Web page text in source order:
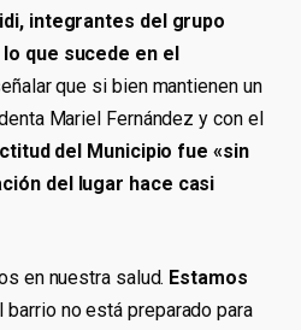
integrantes del grupo
que sucede en el
que si bien mantienen un
Mariel Fernández y con el
del Municipio fue «sin
del lugar hace casi
en nuestra salud. Estamos
barrio no está preparado para